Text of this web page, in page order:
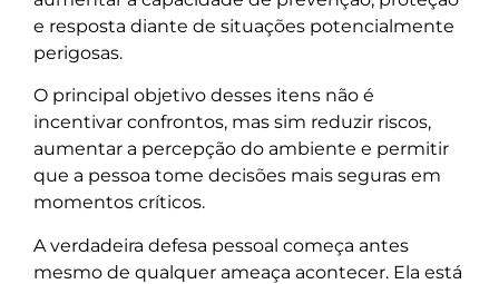
e resposta diante de situações potencialmente
perigosas.
O principal objetivo desses itens não é
incentivar confrontos, mas sim reduzir riscos,
aumentar a percepção do ambiente e permitir
que a pessoa tome decisões mais seguras em
momentos críticos.
A verdadeira defesa pessoal começa antes
mesmo de qualquer ameaça acontecer. Ela está